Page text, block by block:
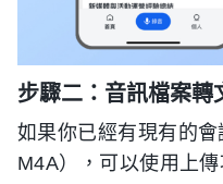
步驟二：音訊檔案轉
如果你已經有現有的
M4A），可以使用上傳